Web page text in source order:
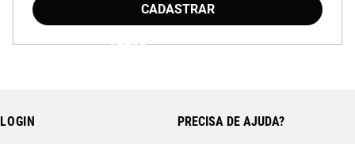
Baixe o aplicativo Mizuno e garanta15% OFF
com cupomAPP15.
CADASTRAR
LOGIN
PRECISA DE AJUDA?